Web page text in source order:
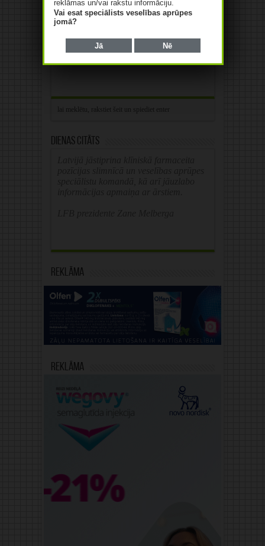
finansēšanas modeļa pārskatīšana un
slimnīcu ...
Dienas citāts
Reklāma
Reklāma
reklāmas un/vai rakstu informāciju.
Vai esat speciālists veselības aprūpes
jomā?
Jā Nē